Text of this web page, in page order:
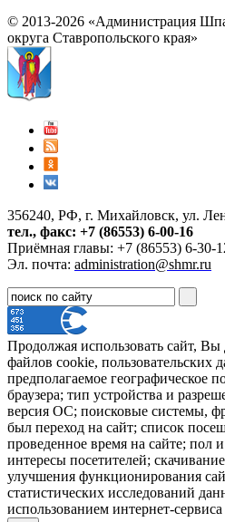
© 2013-2026 «Администрация
округа Ставропольского края»
356240, РФ, г. Михайловск, ул.
тел., факс: +7 (86553) 6-00-16
Приёмная главы: +7 (86553) 6-30-
Эл. почта: administration@shmr.ru
Продолжая использовать сайт, Вы
файлов cookie, пользовательских
предполагаемое географическое
браузера; тип устройства и
версия ОС; поисковые системы,
был переход на сайт; список
проведенное время на сайте; пол
интересы посетителей;
улучшения функционирования
статистических исследований
использованием интернет-